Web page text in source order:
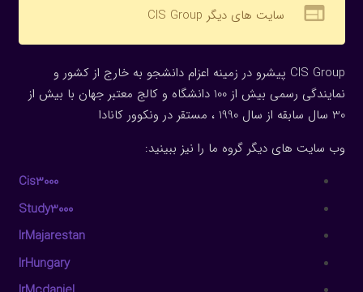
web سایت های دیگر CIS Group
CIS Group پیشرو در زمینه اعزام دانشجو به خارج از کشور و
نمایندگی رسمی بیش از 100 دانشگاه و کالج معتبر جهان با بیش از
30 سال سابقه از سال 1990 ، مستقر در ونکوور کانادا
وب سایت های دیگر گروه ما را نیز ببینید:
Cis3000
Study3000
IrMajarestan
IrHungary